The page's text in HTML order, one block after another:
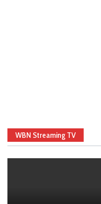
WBN Streaming TV